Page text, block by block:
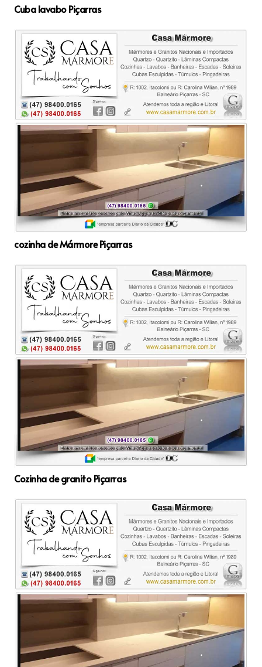
Cuba lavabo Piçarras
cozinha de Mármore Piçarras
Cozinha de granito Piçarras